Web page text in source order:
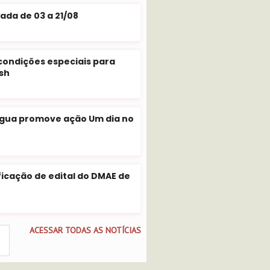
de 03 a 21/08
especiais para
promove ação Um dia no
de edital do DMAE de
ACESSAR TODAS AS NOTÍCIAS